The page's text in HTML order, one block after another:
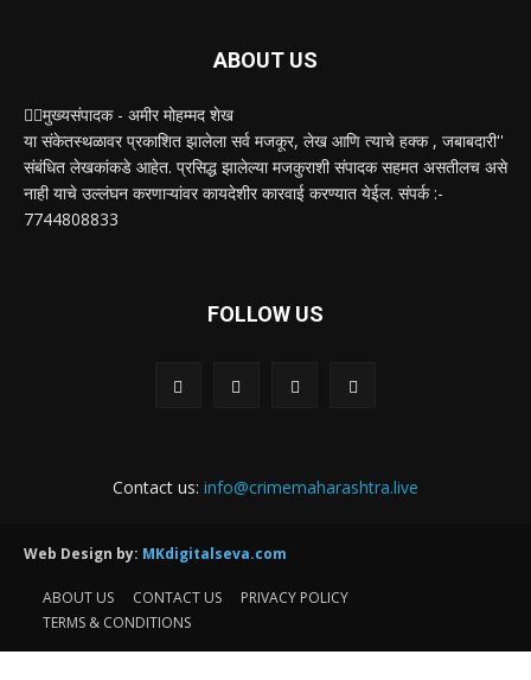
ABOUT US
✍🏻मुख्यसंपादक - अमीर मोहम्मद शेख
या संकेतस्थळावर प्रकाशित झालेला सर्व मजकूर, लेख आणि त्याचे हक्क , जबाबदारी''
संबंधित लेखकांकडे आहेत. प्रसिद्ध झालेल्या मजकुराशी संपादक सहमत असतीलच असे
नाही याचे उल्लंघन करणाऱ्यांवर कायदेशीर कारवाई करण्यात येईल. संपर्क :-
7744808833
FOLLOW US
Contact us: info@crimemaharashtra.live
Web Design by: MKdigitalseva.com
ABOUT US CONTACT US
PRIVACY POLICY
TERMS & CONDITIONS